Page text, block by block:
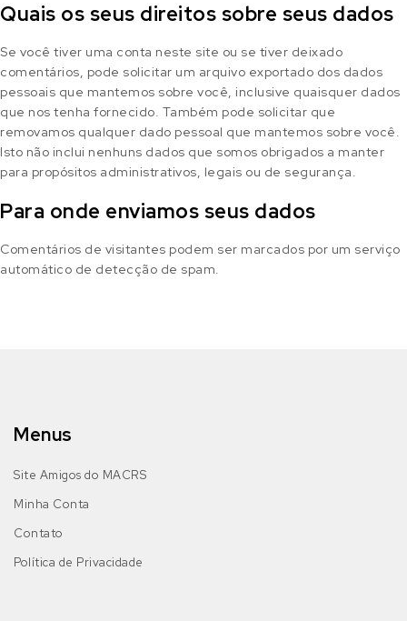
Quais os seus direitos sobre seus dados
Se você tiver uma conta neste site ou se tiver deixado
comentários, pode solicitar um arquivo exportado dos dados
pessoais que mantemos sobre você, inclusive quaisquer dados
que nos tenha fornecido. Também pode solicitar que
removamos qualquer dado pessoal que mantemos sobre você.
Isto não inclui nenhuns dados que somos obrigados a manter
para propósitos administrativos, legais ou de segurança.
Para onde enviamos seus dados
Comentários de visitantes podem ser marcados por um serviço
automático de detecção de spam.
Menus
Site Amigos do MACRS
Minha Conta
Contato
Política de Privacidade